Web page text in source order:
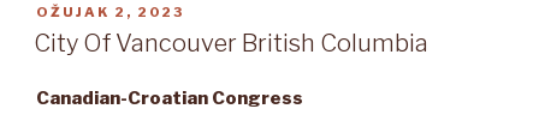
OBJAVLJENO
OŽUJAK 2, 2023
City Of Vancouver British Columbia
Canadian-Croatian Congress